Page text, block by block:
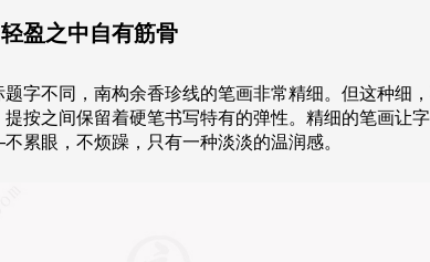
盈之中自有筋骨
字不同，南构余香珍线的笔画非常精细。但这种细
按之间保留着硬笔书写特有的弹性。精细的笔画让
累眼，不烦躁，只有一种淡淡的温润感。